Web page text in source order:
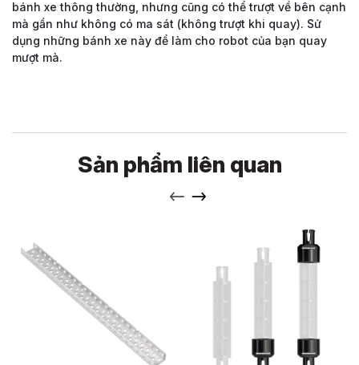
bánh xe thông thường, nhưng cũng có thể trượt về bên cạnh
mà gần như không có ma sát (không trượt khi quay). Sử
dụng những bánh xe này để làm cho robot của bạn quay
mượt mà.
Sản phẩm liên quan